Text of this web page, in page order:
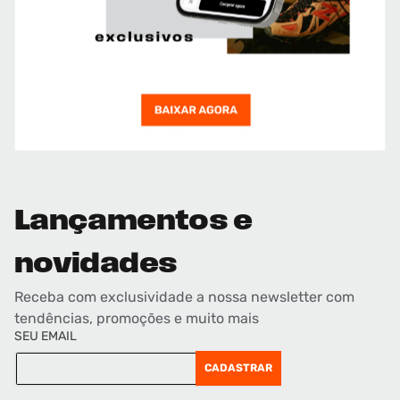
Lançamentos e
novidades
Receba com exclusividade a nossa newsletter com
tendências, promoções e muito mais
SEU EMAIL
CADASTRAR